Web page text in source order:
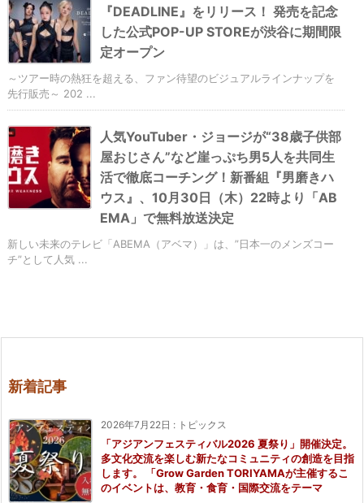
『DEADLINE』をリリース！ 発売を記念
した公式POP-UP STOREが渋谷に期間限
定オープン
～ツアー時の熱狂を超える、ファン待望のビジュアルラインナップを
先行販売～ 202 ...
人気YouTuber・ジョージが“38歳子供部
屋おじさん”など崖っぷち男5人を共同生
活で徹底コーチング！新番組『男磨きハ
ウス』、10月30日（木）22時より「AB
EMA」で無料放送決定
新しい未来のテレビ「ABEMA（アベマ）」は、”日本一のメンズコー
チ”として人気 ...
新着記事
2026年7月22日 : トピックス
「アジアンフェスティバル2026 夏祭り」開催決定。
多文化交流を楽しむ新たなコミュニティの創造を目指
します。 「Grow Garden TORIYAMAが主催するこ
のイベントは、教育・食育・国際交流をテーマ